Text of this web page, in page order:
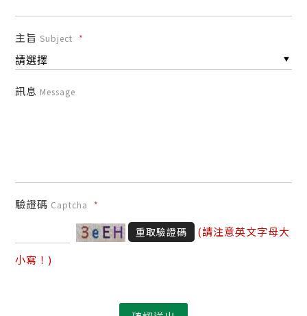
主旨Subject *
訊息 Message
驗證碼 Captcha *
重取驗證碼
(請注意英文字母大
小寫！)